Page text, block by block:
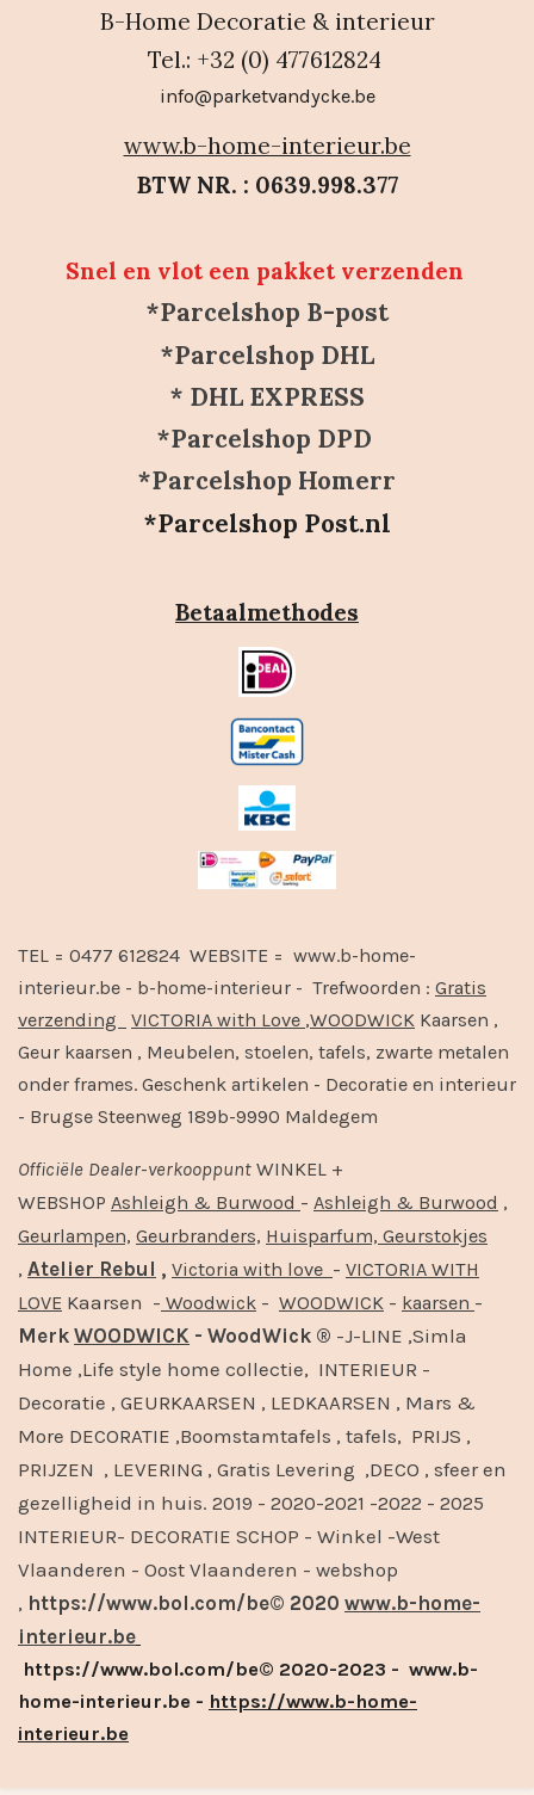
B-Home Decoratie & interieur
Tel.: +32 (0) 477612824
info@parketvandycke.be
www.b-home-interieur.be
BTW NR. : 0639.998.377
Snel en vlot een pakket verzenden
*Parcelshop B-post
*Parcelshop DHL
* DHL EXPRESS
*Parcelshop DPD
*Parcelshop Homerr
*Parcelshop Post.nl
Betaalmethodes
TEL = 0477 612824 WEBSITE = www.b-home-
interieur.be - b-home-interieur - Trefwoorden : Gratis
verzending
VICTORIA with Love ,WOODWICK Kaarsen ,
Geur kaarsen , Meubelen, stoelen, tafels, zwarte metalen
onder frames. Geschenk artikelen - Decoratie en interieur
- Brugse Steenweg 189b-9990 Maldegem
Officiële Dealer-verkooppunt WINKEL +
WEBSHOP Ashleigh & Burwood - Ashleigh & Burwood ,
Geurlampen, Geurbranders, Huisparfum, Geurstokjes
, Atelier Rebul , Victoria with love - VICTORIA WITH
LOVE Kaarsen - Woodwick - WOODWICK - kaarsen -
Merk WOODWICK - WoodWick ® -J-LINE ,Simla
Home ,Life style home collectie, INTERIEUR -
Decoratie , GEURKAARSEN , LEDKAARSEN , Mars &
More DECORATIE ,Boomstamtafels , tafels, PRIJS ,
PRIJZEN , LEVERING , Gratis Levering ,DECO , sfeer en
gezelligheid in huis. 2019 - 2020-2021 -2022 - 2025
INTERIEUR- DECORATIE SCHOP - Winkel -West
Vlaanderen - Oost Vlaanderen - webshop
, https://www.bol.com/be© 2020 www.b-home-
interieur.be
https://www.bol.com/be© 2020-2023 - www.b-
home-interieur.be - https://www.b-home-
interieur.be